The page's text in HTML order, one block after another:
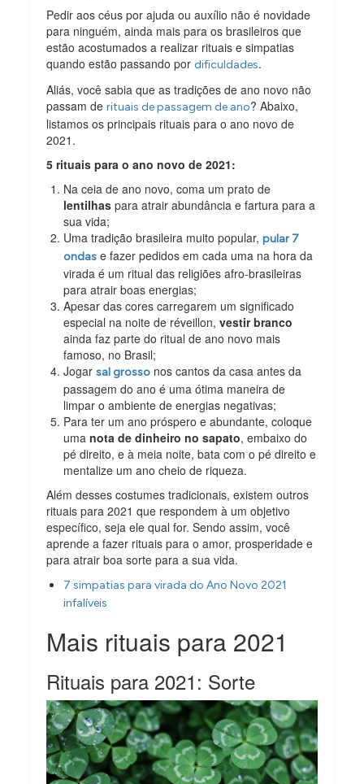
Pedir aos céus por ajuda ou auxílio não é novidade
para ninguém, ainda mais para os brasileiros que
estão acostumados a realizar rituais e simpatias
quando estão passando pordificuldades.
Aliás, você sabia que as tradições de ano novo não
passam derituais de passagem de ano? Abaixo,
listamos os principais rituais para o ano novo de
2021.
5 rituais para o ano novo de 2021:
Na ceia de ano novo, coma um prato de
lentilhas para atrair abundância e fartura para a
sua vida;
Uma tradição brasileira muito popular,pular 7
ondas e fazer pedidos em cada uma na hora da
virada é um ritual das religiões afro-brasileiras
para atrair boas energias;
Apesar das cores carregarem um significado
especial na noite de réveillon,vestir branco
ainda faz parte do ritual de ano novo mais
famoso, no Brasil;
Jogarsal grosso nos cantos da casa antes da
passagem do ano é uma ótima maneira de
limpar o ambiente de energias negativas;
Para ter um ano próspero e abundante, coloque
umanota de dinheiro no sapato, embaixo do
pé direito, e à meia noite, bata com o pé direito e
mentalize um ano cheio de riqueza.
Além desses costumes tradicionais, existem outros
rituais para 2021 que respondem à um objetivo
específico, seja ele qual for. Sendo assim, você
aprende a fazer rituais para o amor, prosperidade e
para atrair boa sorte para a sua vida.
7 simpatias para virada do Ano Novo 2021
infalíveis
Mais rituais para 2021
Rituais para 2021: Sorte